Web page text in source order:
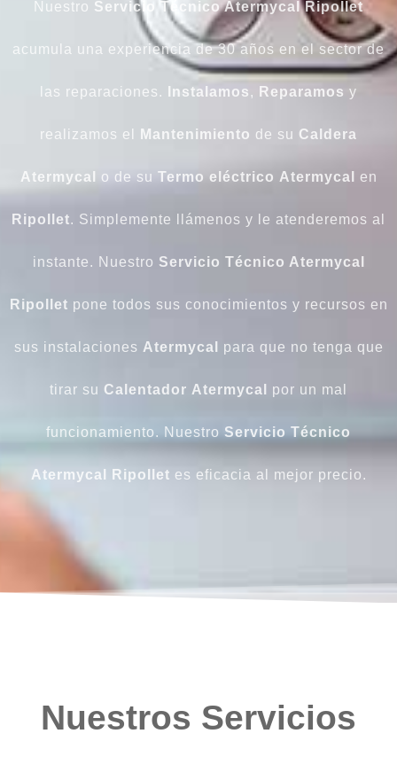
Nuestro Servicio Técnico Atermycal Ripollet
acumula una experiencia de 30 años en el sector de
las reparaciones. Instalamos, Reparamos y
realizamos el Mantenimiento de su Caldera
Atermycal o de su Termo eléctrico Atermycal en
Ripollet. Simplemente llámenos y le atenderemos al
instante. Nuestro Servicio Técnico Atermycal
Ripollet pone todos sus conocimientos y recursos en
sus instalaciones Atermycal para que no tenga que
tirar su Calentador Atermycal por un mal
funcionamiento. Nuestro Servicio Técnico
Atermycal Ripollet es eficacia al mejor precio.
Nuestros Servicios